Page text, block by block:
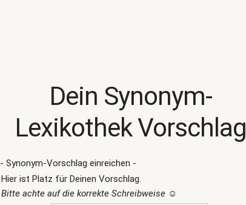
Dein Synonym-
Lexikothek Vorschlag
- Synonym-Vorschlag einreichen -
Hier ist Platz für Deinen Vorschlag.
Bitte achte auf die korrekte Schreibweise☺